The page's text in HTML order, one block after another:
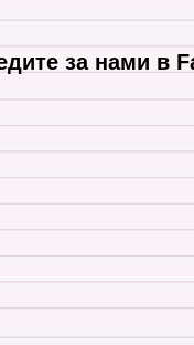
за нами в